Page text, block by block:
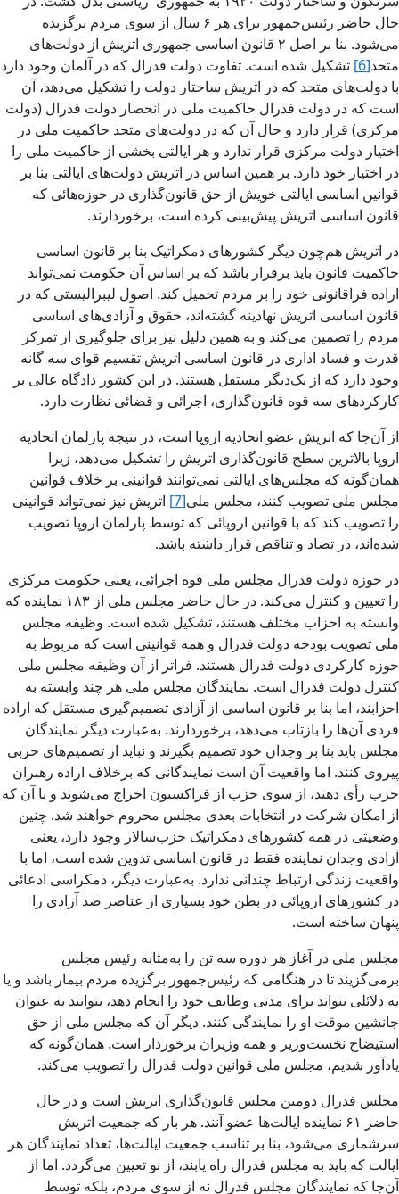
حال حاضر رئیس‌جمهور برای هر ۶ سال از سوی مردم برگزیده
می‌شود. بنا بر اصل ۲ قانون اساسی جمهوری اتریش از دولت‌های
متحد[6]
تشکیل شده است. تفاوت دولت فدرال که در آلمان وجود دارد
با دولت‌های متحد که در اتریش ساختار دولت را تشکیل می‌دهد، آن
است که در دولت فدرال حاکمیت ملی در انحصار دولت فدرال (دولت
مرکزی) قرار دارد و حال آن که در دولت‌های متحد حاکمیت ملی در
اختیار دولت مرکزی قرار ندارد و هر ایالتی بخشی از حاکمیت ملی را
در اختیار خود دارد. بر همین اساس در اتریش دولت‌های ایالتی بنا بر
قوانین اساسی ایالتی خویش از حق قانون‌گذاری در حوزه‌هائی که
قانون اساسی اتریش پیش‌بینی کرده است، برخوردارند.
در اتریش هم‌چون دیگر کشورهای دمکراتیک بنا بر قانون اساسی
حاکمیت قانون باید برقرار باشد که بر اساس آن حکومت نمی‌تواند
اراده فراقانونی خود را بر مردم تحمیل کند. اصول لیبرالیستی که در
قانون اساسی اتریش نهادینه گشته‌اند، حقوق و آزادی‌های اساسی
مردم را تضمین می‌کند و به همین دلیل نیز برای جلوگیری از تمرکز
قدرت و فساد اداری در قانون اساسی اتریش تقسیم قوای سه گانه
وجود دارد که از یک‌دیگر مستقل هستند. در این کشور دادگاه عالی بر
کارکردهای سه قوه قانون‌گذاری، اجرائی و قضائی نظارت دارد.
از آن‌جا که اتریش عضو اتحادیه اروپا است، در نتیجه پارلمان اتحادیه
اروپا بالاترین سطح قانون‌گذاری اتریش را تشکیل می‌دهد، زیرا
همان‌گونه که مجلس‌های ایالتی نمی‌توانند قوانینی بر خلاف قوانین
مجلس ملی تصویب کنند، مجلس ملی[7]
اتریش نیز نمی‌تواند قوانینی
را تصویب کند که با قوانین اروپائی که توسط پارلمان اروپا تصویب
شده‌اند، در تضاد و تناقض قرار داشته باشد.
در حوزه دولت فدرال مجلس ملی قوه اجرائی، یعنی حکومت مرکزی
را تعیین و کنترل می‌کند. در حال حاضر مجلس ملی از ۱۸۳ نماینده که
وابسته به احزاب مختلف هستند، تشکیل شده است. وظیفه مجلس
ملی تصویب بودجه دولت فدرال و همه قوانینی است که مربوط به
حوزه کارکردی دولت فدرال هستند. فراتر از آن وظیفه مجلس ملی
کنترل دولت فدرال است. نمایندگان مجلس ملی هر چند وابسته به
احزابند، اما بنا بر قانون اساسی از آزادی تصمیم‌گیری مستقل که اراده
فردی آن‌ها را بازتاب می‌دهد، برخوردارند. به‌عبارت دیگر نمایندگان
مجلس باید بنا بر وجدان خود تصمیم بگیرند و نباید از تصمیم‌های حزبی
پیروی کنند. اما واقعیت آن است نمایندگانی که برخلاف اراده رهبران
حزب رأی دهند، از سوی حزب از فراکسیون اخراج می‌شوند و یا آن که
از امکان شرکت در انتخابات بعدی مجلس محروم خواهند شد. چنین
وضعیتی در همه کشورهای دمکراتیک حزب‌سالار وجود دارد، یعنی
آزادی وجدان نماینده فقط در قانون اساسی تدوین شده است، اما با
واقعیت زندگی ارتباط چندانی ندارد. به‌عبارت دیگر، دمکراسی ادعائی
در کشورهای اروپائی در بطن خود بسیاری از عناصر ضد آزادی را
پنهان ساخته است.
مجلس ملی در آغاز هر دوره سه تن را به‌مثابه رئیس مجلس
برمی‌گزیند تا در هنگامی که رئیس‌جمهور برگزیده مردم بیمار باشد و یا
به دلائلی نتواند برای مدتی وظایف خود را انجام دهد، بتوانند به عنوان
جانشین موقت او را نمایندگی کنند. دیگر آن که مجلس ملی از حق
استیضاح نخست‌وزیر و همه وزیران برخوردار است. همان‌گونه که
یادآور شدیم، مجلس ملی قوانین دولت فدرال را تصویب می‌کند.
مجلس فدرال دومین مجلس قانون‌گذاری اتریش است و در حال
حاضر ۶۱ نماینده ایالت‌ها عضو آنند. هر بار که جمعیت اتریش
سرشماری می‌شود، بنا بر تناسب جمعیت ایالت‌ها، تعداد نمایندگان هر
ایالت که باید به مجلس فدرال راه یابند، از نو تعیین می‌گردد. اما از
آن‌جا که نمایندگان مجلس فدرال نه از سوی مردم، بلکه توسط